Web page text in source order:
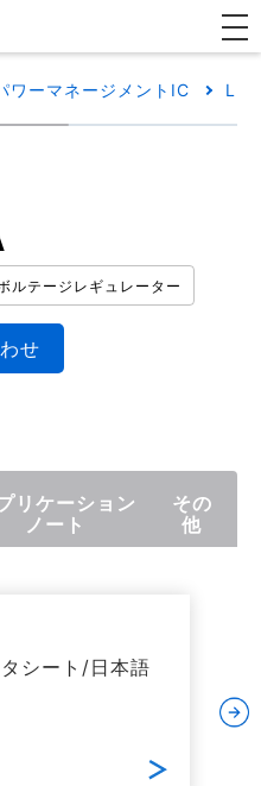
ワーマネージメントIC
ルテージレギュレーター
せ
リケーション
ノート
その
他
シート/日本語